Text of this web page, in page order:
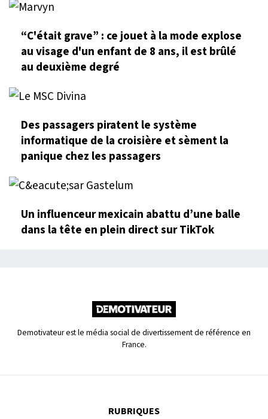
“C'était grave” : ce jouet à la mode explose
au visage d'un enfant de 8 ans, il est brûlé
au deuxième degré
Des passagers piratent le système
informatique de la croisière et sèment la
panique chez les passagers
Un influenceur mexicain abattu d’une balle
dans la tête en plein direct sur TikTok
Demotivateur est le média social de divertissement de référence en
France.
RUBRIQUES